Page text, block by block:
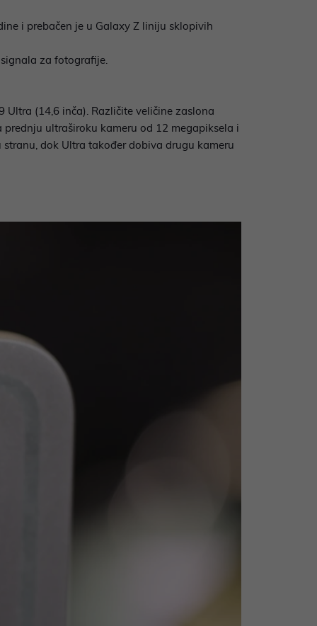
i prebačen je u Galaxy Z liniju sklopivih
za fotografije.
Ultra (14,6 inča). Različite veličine zaslona
ultraširoku kameru od 12 megapiksela i
dok Ultra također dobiva drugu kameru